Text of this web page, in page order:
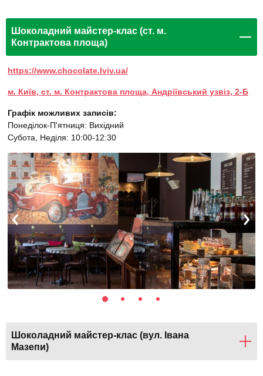
Шоколадний майстер-клас (ст. м.
Контрактова площа)
https://www.chocolate.lviv.ua/
м. Київ, ст. м. Контрактова площа, Андріївський узвіз, 2-Б
Графік можливих записів:
Понеділок-П'ятниця: Вихідний
Субота, Неділя: 10:00-12:30
Шоколадний майстер-клас (вул. Івана
Мазепи)